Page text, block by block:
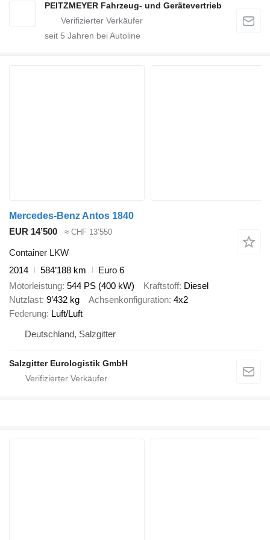
PEITZMEYER Fahrzeug- und Gerätevertrieb
seit 5 Jahren bei Autoline
Mercedes-Benz Antos 1840
EUR 14’500
≈ CHF 13’550
Container LKW
2014
584’188 km
Euro 6
Motorleistung 544 PS (400 kW) Kraftstoff Diesel
Nutzlast 9’432 kg Achsenkonfiguration 4x2
Federung Luft/Luft
Deutschland, Salzgitter
Salzgitter Eurologistik GmbH